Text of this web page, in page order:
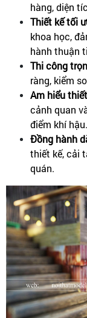
hàng, diện
Thiết kế tối
khoa học,
hành thuận
Thi công
ràng, kiểm
Am hiểu
cảnh quan
điểm khí hậu.
Đồng hành
thiết kế, cải
quán.